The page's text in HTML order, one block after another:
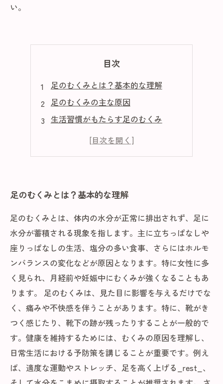
い。
目次
足のむくみとは？基本的な理解
足のむくみの主な原因
生活習慣がもたらす足のむくみ
簡単にできる足のむくみ解消法
足のむくみとは？基本的な理解
足のむくみとは、体内の水分が正常に排出されず、足に
水分が蓄積される現象を指します。主に立ちっぱなしや
座りっぱなしの生活、塩分の多い食事、さらにはホルモ
ンバランスの変化などが原因となります。特に女性に多
く見られ、月経前や妊娠中にむくみが強くなることもあ
ります。 足のむくみは、見た目に影響を与えるだけでな
く、痛みや不快感を伴うことがあります。特に、靴がき
つく感じたり、靴下の跡が残ったりすることが一般的で
す。健康を維持するためには、むくみの原因を理解し、
日常生活における予防策を講じることが重要です。例え
ば、適度な運動やストレッチ、足を高く上げる_rest_、